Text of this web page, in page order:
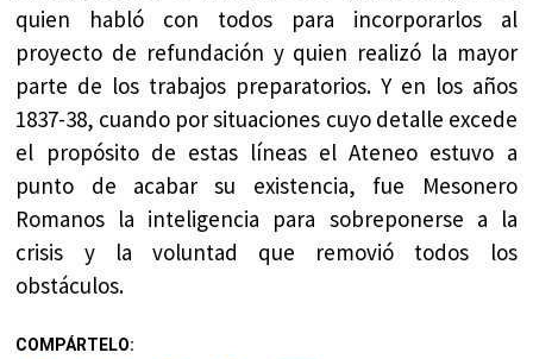
quien habló con todos para incorporarlos al
proyecto de refundación y quien realizó la mayor
parte de los trabajos preparatorios. Y en los años
1837-38, cuando por situaciones cuyo detalle excede
el propósito de estas líneas el Ateneo estuvo a
punto de acabar su existencia, fue Mesonero
Romanos la inteligencia para sobreponerse a la
crisis y la voluntad que removió todos los
obstáculos.
COMPÁRTELO: